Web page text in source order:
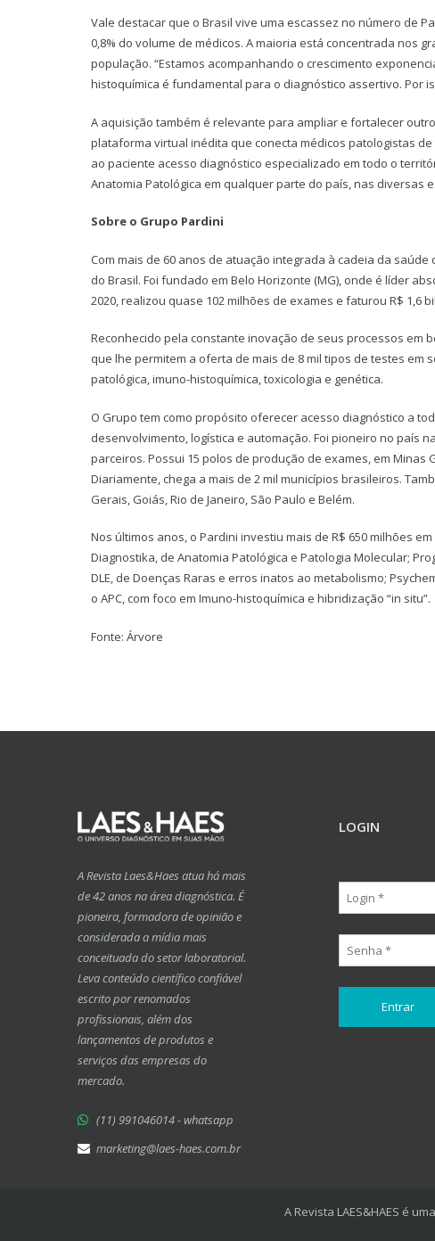
Vale destacar que o Brasil vive uma escassez no número de
0,8% do volume de médicos. A maioria está concentrada nos
população. “Estamos acompanhando o crescimento
histoquímica é fundamental para o diagnóstico assertivo. Por
A aquisição também é relevante para ampliar e fortalecer
plataforma virtual inédita que conecta médicos patologistas
ao paciente acesso diagnóstico especializado em todo o
Anatomia Patológica em qualquer parte do país, nas diversas
Sobre o Grupo Pardini
Com mais de 60 anos de atuação integrada à cadeia da
do Brasil. Foi fundado em Belo Horizonte (MG), onde é líder
2020, realizou quase 102 milhões de exames e faturou R$ 1,6
Reconhecido pela constante inovação de seus processos em
que lhe permitem a oferta de mais de 8 mil tipos de testes em
patológica, imuno-histoquímica, toxicologia e genética.
O Grupo tem como propósito oferecer acesso diagnóstico a
desenvolvimento, logística e automação. Foi pioneiro no país
parceiros. Possui 15 polos de produção de exames, em Minas
Diariamente, chega a mais de 2 mil municípios brasileiros.
Gerais, Goiás, Rio de Janeiro, São Paulo e Belém.
Nos últimos anos, o Pardini investiu mais de R$ 650 milhões
Diagnostika, de Anatomia Patológica e Patologia Molecular;
DLE, de Doenças Raras e erros inatos ao metabolismo;
o APC, com foco em Imuno-histoquímica e hibridização “in situ”.
Fonte: Árvore
A Revista Laes&Haes atua há mais
de 42 anos na área diagnóstica. É
pioneira, formadora de opinião e
considerada a mídia mais
conceituada do setor laboratorial.
Leva conteúdo científico confiável
escrito por renomados
profissionais, além dos
lançamentos de produtos e
serviços das empresas do
mercado.
(11) 991046014 - whatsapp
marketing@laes-haes.com.br
LOGIN
A Revista LAES&HAES é